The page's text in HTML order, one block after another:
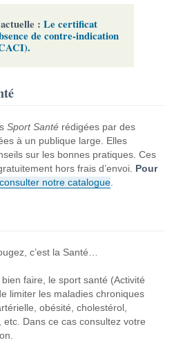
:Le certificat
de contre-indication
Sport Santé rédigées par des
à un publique large. Elles
sur les bonnes pratiques. Ces
hors frais d’envoi. Pour
consulter notre catalogue
c’est la Santé…
faire, le sport santé (Activité
limiter les maladies chroniques
obésité, cholestérol,
Dans ce cas consultez votre